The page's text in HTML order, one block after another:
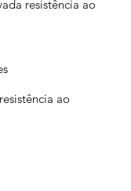
resistência ao
ao